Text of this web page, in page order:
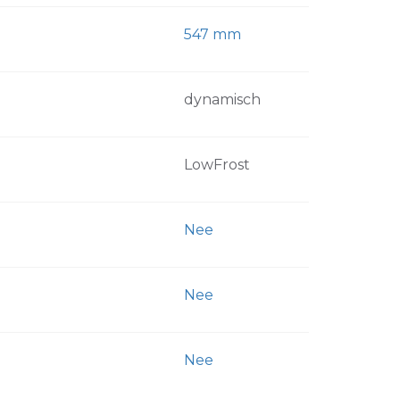
547 mm
dynamisch
LowFrost
Nee
Nee
Nee